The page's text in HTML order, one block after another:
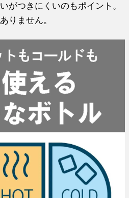
がつきにくいのもポイント。
りません。